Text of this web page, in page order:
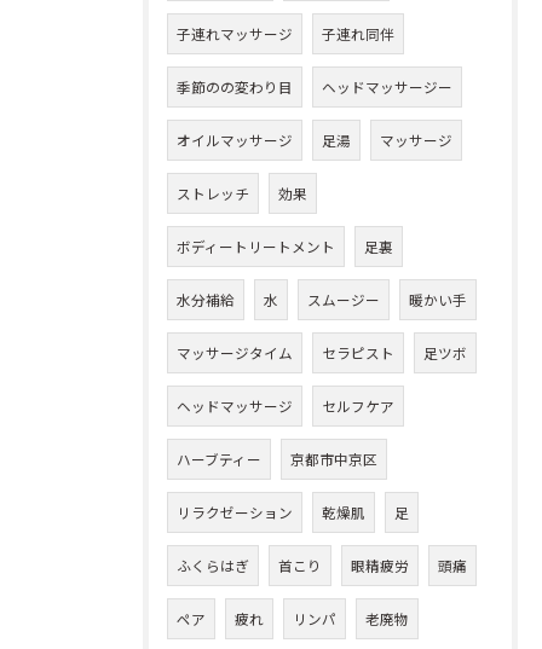
子連れマッサージ 子連れ同伴
季節のの変わり目 ヘッドマッサージー
オイルマッサージ 足湯 マッサージ
ストレッチ 効果
ボディートリートメント 足裏
水分補給 水 スムージー 暖かい手
マッサージタイム セラピスト 足ツボ
ヘッドマッサージ セルフケア
ハーブティー 京都市中京区
リラクゼーション 乾燥肌 足
ふくらはぎ 首こり 眼精疲労 頭痛
ペア 疲れ リンパ 老廃物